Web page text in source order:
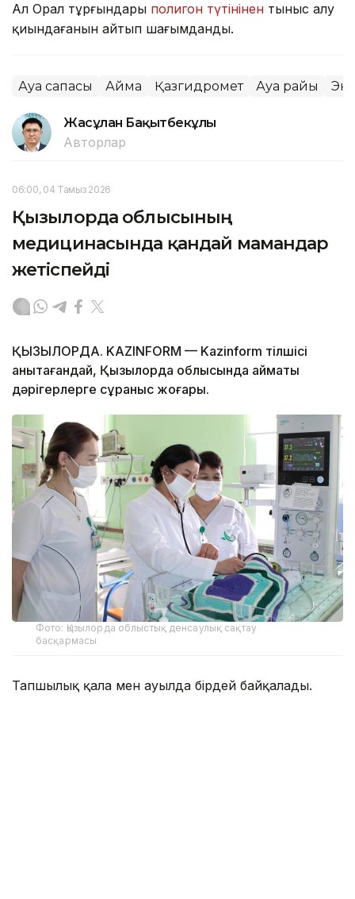
Ал Орал тұрғындары полигон түтінінен тыныс алу
қиындағанын айтып шағымданды.
Ауа сапасы Аймақ Қазгидромет Ауа райы
Жасұлан Бақытбекұлы
Авторлар
06:00, 04 Тамыз 2026
Қызылорда облысының
медицинасында қандай мамандар
жетіспейді
ҚЫЗЫЛОРДА. KAZINFORM — Kazinform тілшісі
анықтағандай, Қызылорда облысында аймақтық
дәрігерлерге сұраныс жоғары.
Фото: Қызылорда облыстық денсаулық сақтау
басқармасы
Тапшылық қала мен ауылда бірдей байқалады.